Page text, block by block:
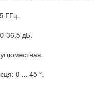
ГГц.
36,5 дБ.
0 ... 45 °.